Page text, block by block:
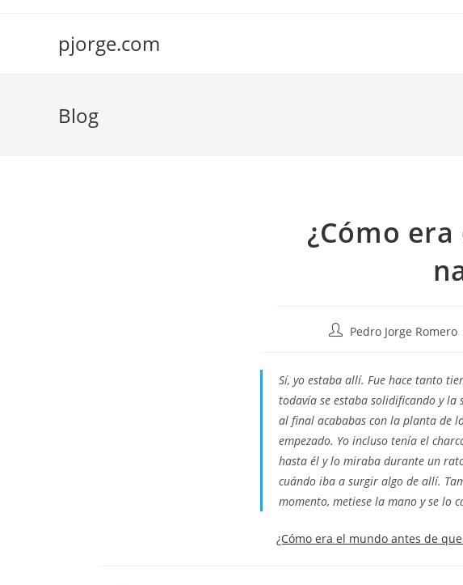
pjorge.com
Blog
¿Cómo
Autor
entrada:
Pedro Jorge Romero
Sí, yo estaba allí. Fue hace tanto
todavía se estaba solidificando y la
al final acababas con la planta de
empezado. Yo incluso tenía el
hasta él y lo miraba durante un
cuándo iba a surgir algo de allí.
momento, metiese la mano y se lo
¿Cómo era el mundo antes de